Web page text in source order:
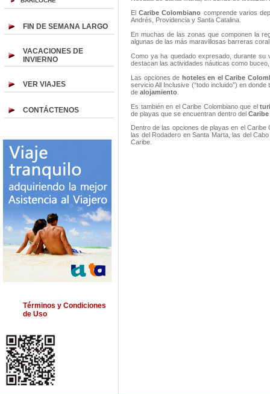
FIN DE SEMANA LARGO
VACACIONES DE
INVIERNO
VER VIAJES
CONTÁCTENOS
Términos y Condiciones
de Uso
ElCaribe Colombiano comprende varios
Andrés, Providencia y Santa Catalina.
En muchas de las zonas que componen la
algunas de las más maravillosas barreras
Como ya ha quedado expresado, durante su
destacan las actividades náuticas como
Las opciones de hoteles en el Caribe
servicio All Inclusive (“todo incluido”) en
de alojamiento
Es también en el Caribe Colombiano que el
de playas que se encuentran dentro del
Dentro de las opciones de playas en el
las del Rodadero en Santa Marta, las del
Caribe.